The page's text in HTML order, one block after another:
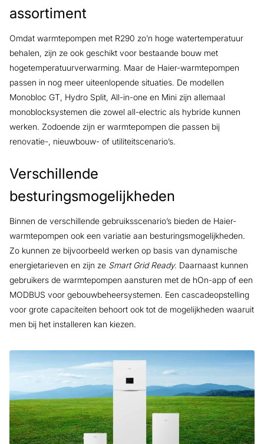
assortiment
Omdat warmtepompen met R290 zo’n hoge watertemperatuur
behalen, zijn ze ook geschikt voor bestaande bouw met
hogetemperatuurverwarming. Maar de Haier-warmtepompen
passen in nog meer uiteenlopende situaties. De modellen
Monobloc GT, Hydro Split, All-in-one en Mini zijn allemaal
monoblocksystemen die zowel all-electric als hybride kunnen
werken. Zodoende zijn er warmtepompen die passen bij
renovatie-, nieuwbouw- of utiliteitscenario’s.
Verschillende
besturingsmogelijkheden
Binnen de verschillende gebruiksscenario’s bieden de Haier-
warmtepompen ook een variatie aan besturingsmogelijkheden.
Zo kunnen ze bijvoorbeeld werken op basis van dynamische
energietarieven en zijn ze Smart Grid Ready. Daarnaast kunnen
gebruikers de warmtepompen aansturen met de hOn-app of een
MODBUS voor gebouwbeheersystemen. Een cascadeopstelling
voor grote capaciteiten behoort ook tot de mogelijkheden waaruit
men bij het installeren kan kiezen.